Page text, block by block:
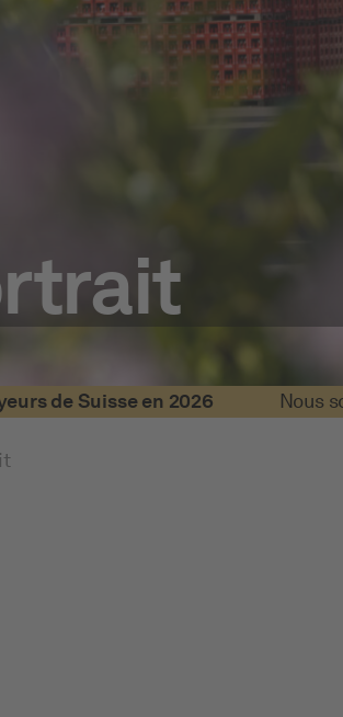
de Suisse en 2026 Nous